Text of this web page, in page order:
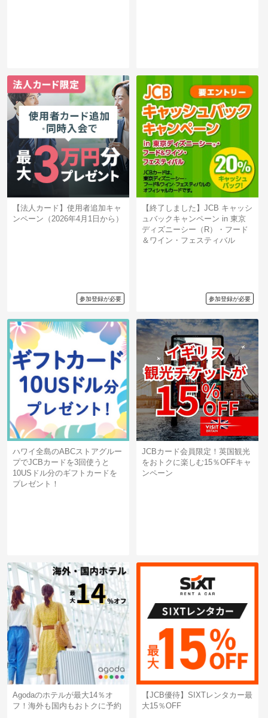
【法人カード】使用者追加キャ
ンペーン（2026年4月1日から）
参加登録が必要
ハワイ全島のABCストアグルー
プでJCBカードを3回使うと
10USドル分のギフトカードを
プレゼント！
Agodaのホテルが最大14％オ
フ！海外も国内もおトクに予約
【終了しました】JCB キャッシ
ュバックキャンペーン in 東京
ディズニーシー（R）・フード
＆ワイン・フェスティバル
参加登録が必要
JCBカード会員限定！英国観光
をおトクに楽しむ15％OFFキャ
ンペーン
【JCB優待】SIXTレンタカー最
大15％OFF